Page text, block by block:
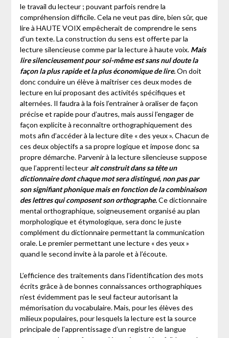
le travail du lecteur ; pouvant parfois rendre la
compréhension difficile. Cela ne veut pas dire, bien sûr, que
lire à HAUTE VOIX empêcherait de comprendre le sens
d’un texte. La construction du sens est offerte par la
lecture silencieuse comme par la lecture à haute voix. Mais
lire silencieusement pour soi-même est sans nul doute la
façon la plus rapide et la plus économique de lire.On doit
donc conduire un élève à maîtriser ces deux modes de
lecture en lui proposant des activités spécifiques et
alternées. Il faudra à la fois l’entrainer à oraliser de façon
précise et rapide pour d’autres, mais aussi l’engager de
façon explicite à reconnaître orthographiquement des
mots afin d’accéder à la lecture dite « des yeux ». Chacun de
ces deux objectifs a sa propre logique et impose donc sa
propre démarche. Parvenir à la lecture silencieuse suppose
que l’apprenti lecteur ait construit dans sa tête un
dictionnaire dont chaque mot sera distingué, non pas par
son signifiant phonique mais en fonction de la combinaison
des lettres qui composent son orthographe.Ce dictionnaire
mental orthographique, soigneusement organisé au plan
morphologique et étymologique, sera donc le juste
complément du dictionnaire permettant la communication
orale. Le premier permettant une lecture « des yeux »
quand le second invite à la parole et à l’écoute.
L’efficience des traitements dans l’identification des mots
écrits grâce à de bonnes connaissances orthographiques
n’est évidemment pas le seul facteur autorisant la
mémorisation du vocabulaire. Mais, pour les élèves des
milieux populaires, pour lesquels la lecture est la source
principale de l’apprentissage d’un registre de langue